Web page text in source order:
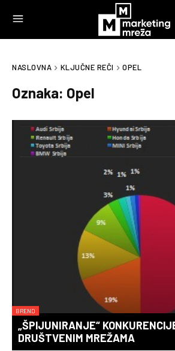
NASLOVNA KLJUČNE REČI OPEL
Oznaka: Opel
BREND
„ŠPIJUNIRANJE“
DRUŠTVENIM MREŽAMA